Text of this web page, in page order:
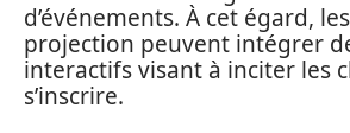
d’événements. À cet égard,
projection peuvent intégrer
interactifs visant à inciter les
s’inscrire.